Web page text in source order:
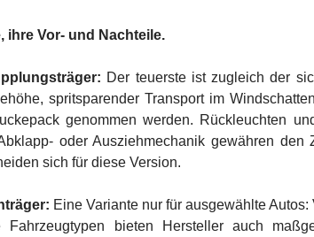
ihre Vor- und Nachteile.
Der teuerste ist zugleich der
spritsparender Transport im
genommen werden. Rückleuchten
oder Ausziehmechanik gewähren
sich für diese Version.
Eine Variante nur für ausgewählte
Fahrzeugtypen bieten Hersteller auch